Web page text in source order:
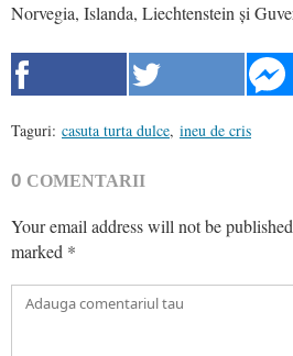
Norvegia, Islanda, Liechtenstein și
Taguri: casuta turta dulce, ineu de cris
0 COMENTARII
Your email address will not be
marked *